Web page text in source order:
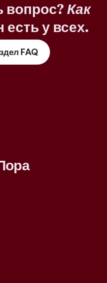
вопрос? Как
есть у всех.
FAQ